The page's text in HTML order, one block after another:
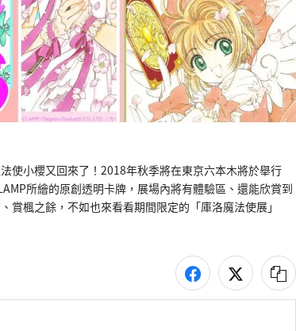
使小櫻又回來了！2018年秋季將在東京六本木將於舉行
所繪的原創透明卡牌，展場內將有體驗區、還能欣賞到
賞楓之餘，不如也來看看期間限定的「庫洛魔法使展」